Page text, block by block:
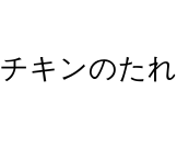
キンのたれ